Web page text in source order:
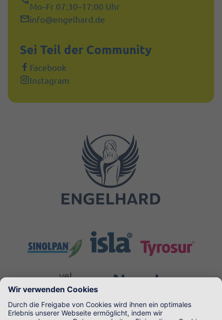
Mo–Fr 07:30–17:00 Uhr
info@engelhard.de
Sei Teil der Community
Facebook
Instagram